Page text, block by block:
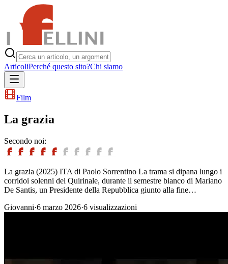
ArticoliPerché questo sito?Chi siamo
Film
La grazia
Secondo noi:
La grazia (2025) ITA di Paolo Sorrentino La trama si dipana lungo i
corridoi solenni del Quirinale, durante il semestre bianco di Mariano
De Santis, un Presidente della Repubblica giunto alla fine…
Giovanni·6 marzo 2026·6 visualizzazioni